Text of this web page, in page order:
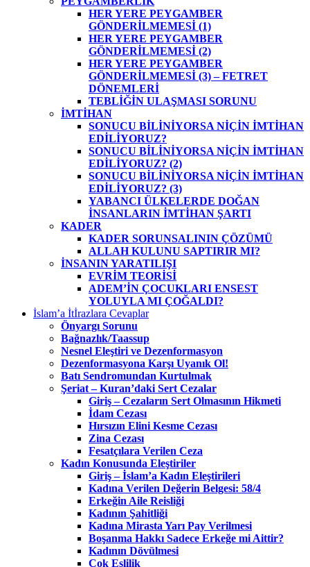
HER YERE PEYGAMBER
GÖNDERİLMEMESİ (1)
HER YERE PEYGAMBER
GÖNDERİLMEMESİ (2)
HER YERE PEYGAMBER
GÖNDERİLMEMESİ (3) – FETRET
DÖNEMLERİ
TEBLİĞİN ULAŞMASI SORUNU
İMTİHAN
SONUCU BİLİNİYORSA NİÇİN İMTİHAN
EDİLİYORUZ?
SONUCU BİLİNİYORSA NİÇİN İMTİHAN
EDİLİYORUZ? (2)
SONUCU BİLİNİYORSA NİÇİN İMTİHAN
EDİLİYORUZ? (3)
YABANCI ÜLKELERDE DOĞAN
İNSANLARIN İMTİHAN ŞARTI
KADER
KADER SORUNSALININ ÇÖZÜMÜ
ALLAH KULUNU SAPTIRIR MI?
İNSANIN YARATILIŞI
EVRİM TEORİSİ
ADEM’İN ÇOCUKLARI ENSEST
YOLUYLA MI ÇOĞALDI?
İslam’a İtİrazlara Cevaplar
Önyargı Sorunu
Bağnazlık/Taassup
Nesnel Eleştiri ve Dezenformasyon
Dezenformasyona Karşı Uyanık Ol!
Batı Sendromundan Kurtulmak
Şeriat – Kuran’daki Sert Cezalar
Giriş – Cezaların Sert Olmasının Hikmeti
İdam Cezası
Hırsızın Elini Kesme Cezası
Zina Cezası
Fesatçılara Verilen Ceza
Kadın Konusunda Eleştiriler
Giriş – İslam’a Kadın Eleştirileri
Kadına Verilen Değerin Belgesi: 58/4
Erkeğin Aile Reisliği
Kadının Şahitliği
Kadına Mirasta Yarı Pay Verilmesi
Boşanma Hakkı Sadece Erkeğe mi Aittir?
Kadının Dövülmesi
Çok Eşlilik